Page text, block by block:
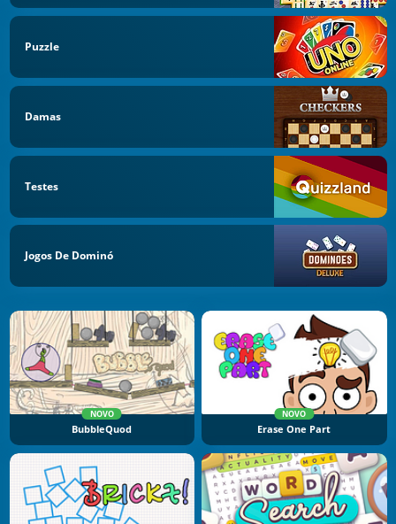
Puzzle
Damas
Testes
Jogos De Dominó
NOVO
BubbleQuod
NOVO
Erase One Part